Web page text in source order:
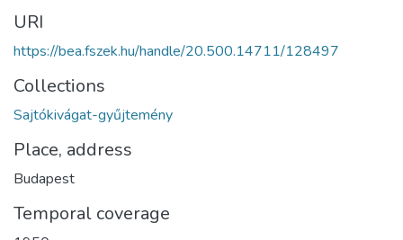
URI
https://bea.fszek.hu/handle/20.500.14711/128497
Collections
Sajtókivágat-gyűjtemény
Place, address
Budapest
Temporal coverage